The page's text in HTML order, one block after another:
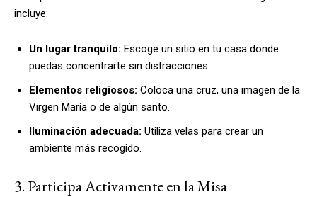
incluye:
Un lugar tranquilo: Escoge un sitio en tu casa donde
puedas concentrarte sin distracciones.
Elementos religiosos: Coloca una cruz, una imagen de la
Virgen María o de algún santo.
Iluminación adecuada: Utiliza velas para crear un
ambiente más recogido.
3. Participa Activamente en la Misa